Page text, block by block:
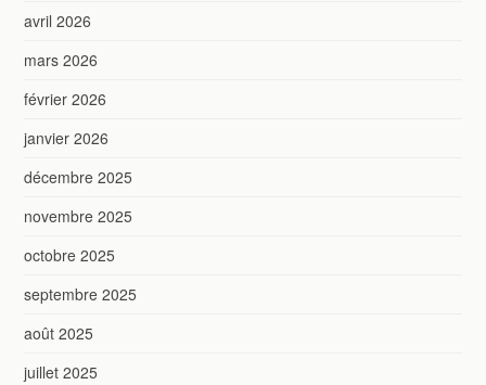
avril 2026
mars 2026
février 2026
janvier 2026
décembre 2025
novembre 2025
octobre 2025
septembre 2025
août 2025
juillet 2025